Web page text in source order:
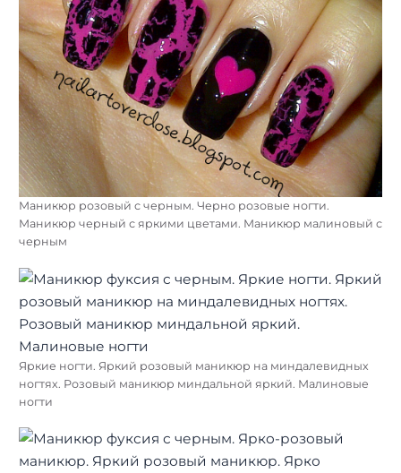
Маникюр розовый с черным. Черно розовые ногти.
Маникюр черный с яркими цветами. Маникюр малиновый с
черным
Яркие ногти. Яркий розовый маникюр на миндалевидных
ногтях. Розовый маникюр миндальной яркий. Малиновые
ногти